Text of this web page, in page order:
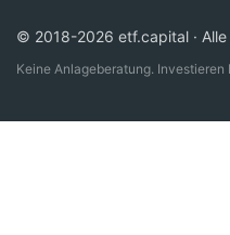
© 2018-2026 etf.capital ·
Keine Anlageberatung. Investieren